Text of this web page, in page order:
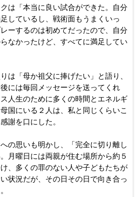
は「本当に良い試合ができた。自分
しているし、戦術面もうまくいっ
ーするのは初めてだったので、自分
なかったけど、すべてに満足してい
は「母か祖父に捧げたい」と語り、
には毎回メッセージを送ってくれ
人生のために多くの時間とエネルギ
国にいる２人は、私と同じくらいこ
謝を口にした。
の思いも明かし、「完全に切り離し
月曜日には両親が住む場所から約５
、多くの罪のない人や子どもたちが
状況だが、その日その日で向き合っ